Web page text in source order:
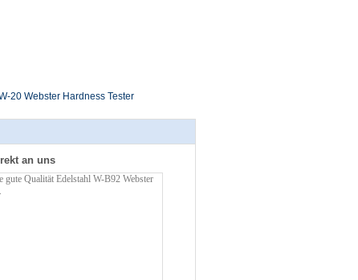
20 Webster Hardness Tester
an uns